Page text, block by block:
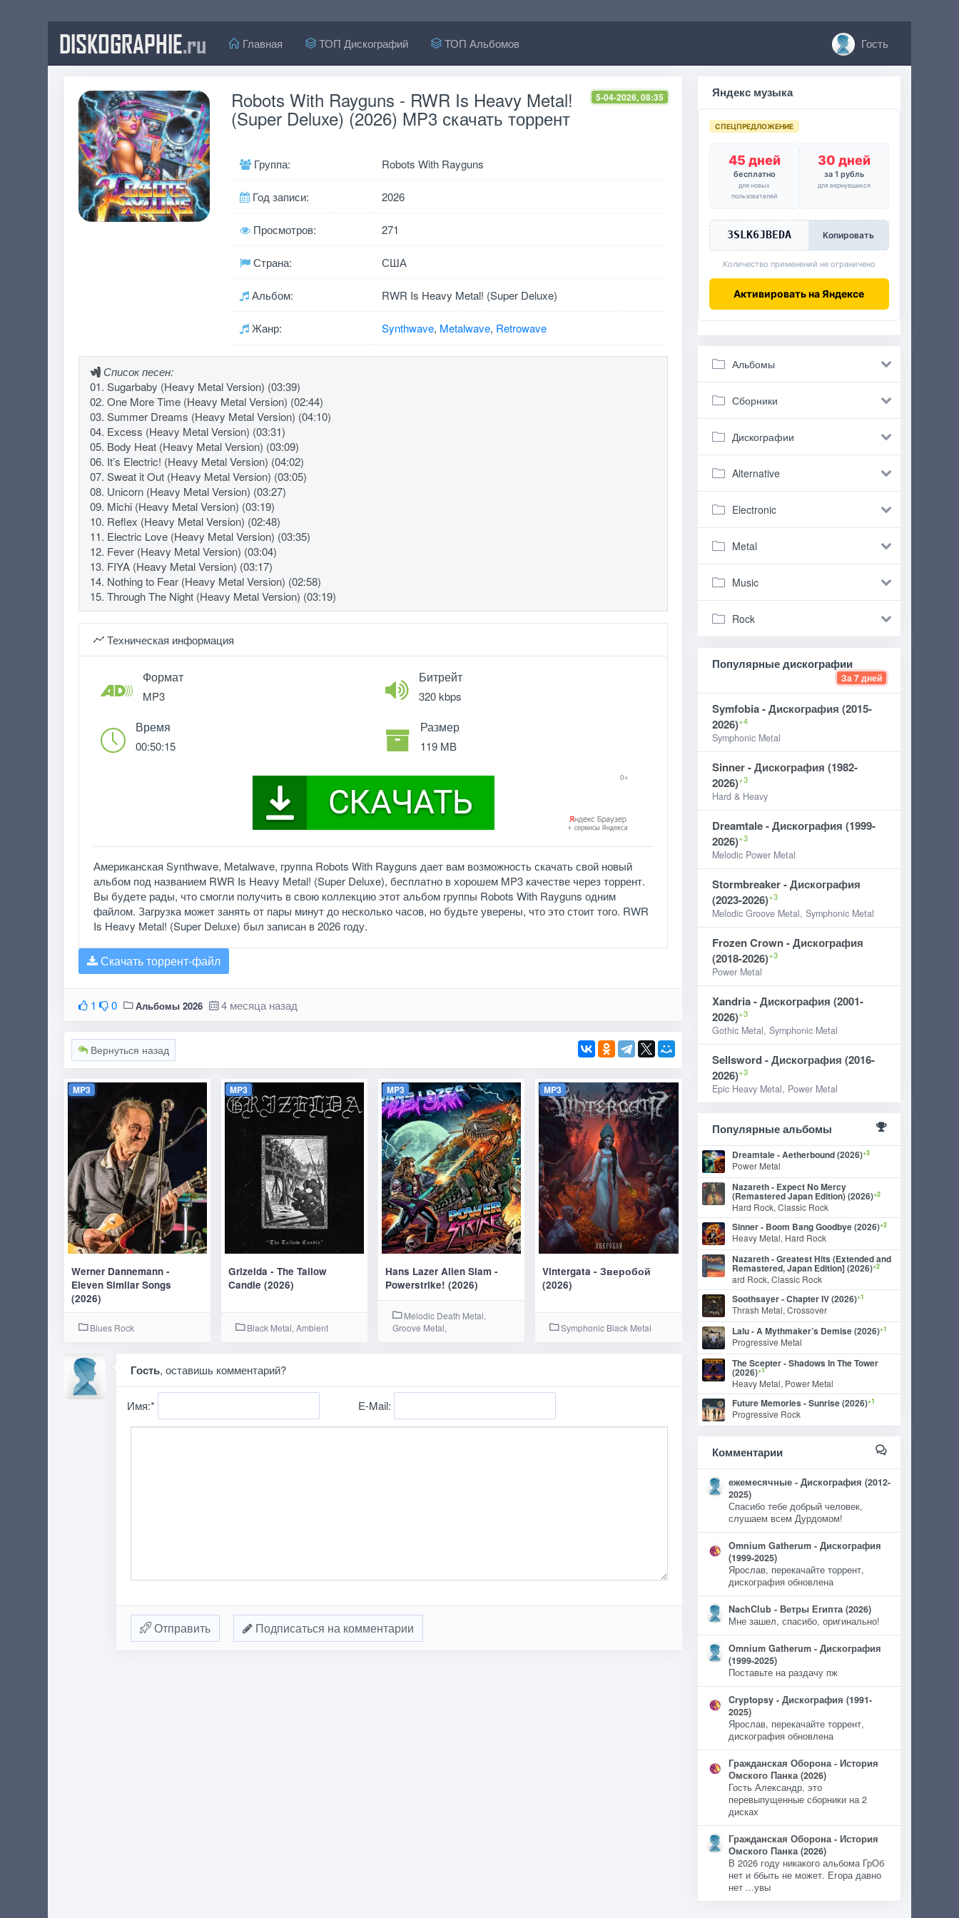
DISKOGRAPHIE.ru Главная ТОП Дискографий ТОП Альбомов Гость
5-04-2026, 08:35
Robots With Rayguns - RWR Is Heavy Metal!
(Super Deluxe) (2026) MP3 скачать торрент
Группа: Robots With Rayguns
Год записи: 2026
Просмотров: 271
Страна: США
Альбом: RWR Is Heavy Metal! (Super Deluxe)
Жанр: Synthwave, Metalwave, Retrowave
Список песен:
01. Sugarbaby (Heavy Metal Version) (03:39)
02. One More Time (Heavy Metal Version) (02:44)
03. Summer Dreams (Heavy Metal Version) (04:10)
04. Excess (Heavy Metal Version) (03:31)
05. Body Heat (Heavy Metal Version) (03:09)
06. It’s Electric! (Heavy Metal Version) (04:02)
07. Sweat it Out (Heavy Metal Version) (03:05)
08. Unicorn (Heavy Metal Version) (03:27)
09. Michi (Heavy Metal Version) (03:19)
10. Reflex (Heavy Metal Version) (02:48)
11. Electric Love (Heavy Metal Version) (03:35)
12. Fever (Heavy Metal Version) (03:04)
13. FIYA (Heavy Metal Version) (03:17)
14. Nothing to Fear (Heavy Metal Version) (02:58)
15. Through The Night (Heavy Metal Version) (03:19)
Техническая информация
Формат
MP3
Битрейт
320 kbps
Время
00:50:15
Размер
119 MB
Американская Synthwave, Metalwave, группа Robots With Rayguns дает вам возможность скачать свой новый
альбом под названием RWR Is Heavy Metal! (Super Deluxe), бесплатно в хорошем MP3 качестве через торрент.
Вы будете рады, что смогли получить в свою коллекцию этот альбом группы Robots With Rayguns одним
файлом. Загрузка может занять от пары минут до несколько часов, но будьте уверены, что это стоит того. RWR
Is Heavy Metal! (Super Deluxe) был записан в 2026 году.
Скачать торрент-файл
1 0 Альбомы 2026 4 месяца назад
Вернуться назад
MP3
Werner Dannemann -
Eleven Similar Songs
(2026)
Blues Rock
MP3
Grizelda - The Tallow
Candle (2026)
Black Metal, Ambient
MP3
Hans Lazer Alien Slam -
Powerstrike! (2026)
Melodic Death Metal,
Groove Metal,
MP3
Vintergata - Зверобой
(2026)
Symphonic Black Metal
Гость, оставишь комментарий?
Имя:* E-Mail:
Отправить Подписаться на комментарии
Яндекс музыка
СПЕЦПРЕДЛОЖЕНИЕ
45 дней
бесплатно
для новых
пользователей
30 дней
за 1 рубль
для вернувшихся
3SLK6JBEDA Копировать
Количество применений не ограничено
Активировать на Яндексе
Альбомы
Сборники
Дискографии
Alternative
Electronic
Metal
Music
Rock
Популярные дискографии
За 7 дней
Symfobia - Дискография (2015-
2026)+4
Symphonic Metal
Sinner - Дискография (1982-
2026)+3
Hard & Heavy
Dreamtale - Дискография (1999-
2026)+3
Melodic Power Metal
Stormbreaker - Дискография
(2023-2026)+3
Melodic Groove Metal, Symphonic Metal
Frozen Crown - Дискография
(2018-2026)+3
Power Metal
Xandria - Дискография (2001-
2026)+3
Gothic Metal, Symphonic Metal
Sellsword - Дискография (2016-
2026)+3
Epic Heavy Metal, Power Metal
Популярные альбомы
Dreamtale - Aetherbound (2026)+3
Power Metal
Nazareth - Expect No Mercy
(Remastered Japan Edition) (2026)+2
Hard Rock, Classic Rock
Sinner - Boom Bang Goodbye (2026)+2
Heavy Metal, Hard Rock
Nazareth - Greatest Hits (Extended and
Remastered, Japan Edition] (2026)+2
ard Rock, Classic Rock
Soothsayer - Chapter IV (2026)+1
Thrash Metal, Crossover
Lalu - A Mythmaker’s Demise (2026)+1
Progressive Metal
The Scepter - Shadows In The Tower
(2026)+1
Heavy Metal, Power Metal
Future Memories - Sunrise (2026)+1
Progressive Rock
Комментарии
ежемесячные - Дискография (2012-
2025)
Спасибо тебе добрый человек,
слушаем всем Дурдомом!
Omnium Gatherum - Дискография
(1999-2025)
Ярослав, перекачайте торрент,
дискография обновлена
NachClub - Ветры Египта (2026)
Мне зашел, спасибо, оригинально!
Omnium Gatherum - Дискография
(1999-2025)
Поставьте на раздачу пж
Cryptopsy - Дискография (1991-
2025)
Ярослав, перекачайте торрент,
дискография обновлена
Гражданская Оборона - История
Омского Панка (2026)
Гость Александр, это
перевыпущенные сборники на 2
дисках
Гражданская Оборона - История
Омского Панка (2026)
В 2026 году никакого альбома ГрОб
нет и ббыть не может. Егора давно
нет ...увы